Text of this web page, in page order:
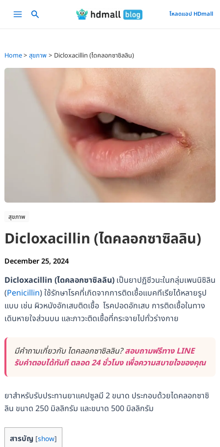
Main
โหลดแอป HDmall
Home สุขภาพ Dicloxacillin (ไดคลอกซาซิลลิน)
สุขภาพ
Dicloxacillin (ไดคลอกซาซิลลิน)
December 25, 2024
Dicloxacillin (ไดคลอกซาซิลลิน)เป็นยาปฏิชีวนะในกลุ่มเพนนิซิลิน
(Penicillin) ใช้รักษาโรคที่เกิดจากการติดเชื้อแบคทีเรียได้หลายรูป
แบบ เช่น ผิวหนังอักเสบติดเชื้อ โรคปอดอักเสบ การติดเชื้อในทาง
เดินหายใจส่วนบน และภาวะติดเชื้อที่กระจายไปทั่วร่างกาย
มีคำถามเกี่ยวกับ ไดคลอกซาซิลลิน?สอบถามฟรีทาง LINE
รับคำตอบได้ทันที ตลอด 24 ชั่วโมง เพื่อความสบายใจของคุณ
ยาสำหรับรับประทานยาแคปซูลมี 2 ขนาด ประกอบด้วยไดคลอกซาซิ
ลิน ขนาด 250 มิลลิกรัม และขนาด 500 มิลลิกรัม
สารบัญ [show]